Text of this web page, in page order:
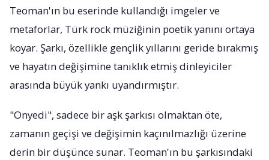
Teoman'ın bu eserinde kullandığı imgeler ve
metaforlar, Türk rock müziğinin poetik yanını ortaya
koyar. Şarkı, özellikle gençlik yıllarını geride bırakmış
ve hayatın değişimine tanıklık etmiş dinleyiciler
arasında büyük yankı uyandırmıştır.
"Onyedi", sadece bir aşk şarkısı olmaktan öte,
zamanın geçişi ve değişimin kaçınılmazlığı üzerine
derin bir düşünce sunar. Teoman'ın bu şarkısındaki